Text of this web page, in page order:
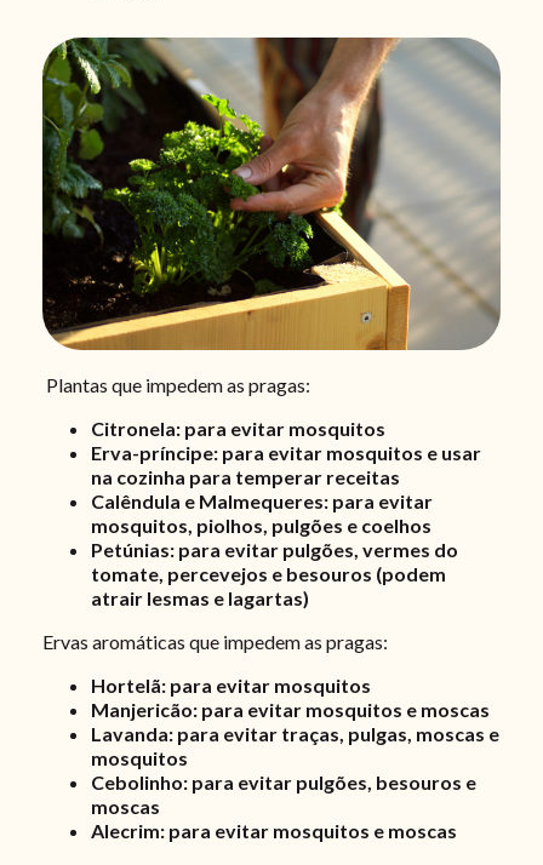
Plantas que impedem as pragas:
Citronela: para evitar mosquitos
Erva-príncipe: para evitar mosquitos e usar
na cozinha para temperar receitas
Calêndula e Malmequeres: para evitar
mosquitos, piolhos, pulgões e coelhos
Petúnias: para evitar pulgões, vermes do
tomate, percevejos e besouros (podem
atrair lesmas e lagartas)
Ervas aromáticas que impedem as pragas:
Hortelã: para evitar mosquitos
Manjericão: para evitar mosquitos e moscas
Lavanda: para evitar traças, pulgas, moscas e
mosquitos
Cebolinho: para evitar pulgões, besouros e
moscas
Alecrim: para evitar mosquitos e moscas